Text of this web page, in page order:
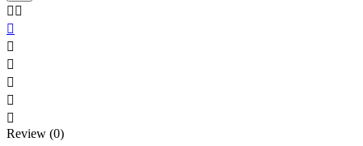
 






Review (0)